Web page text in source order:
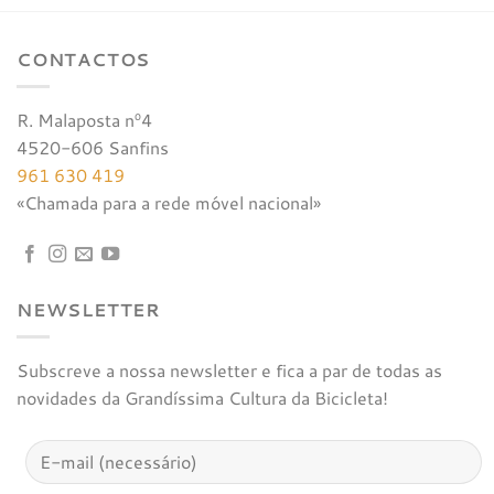
CONTACTOS
R. Malaposta nº4
4520-606 Sanfins
961 630 419
«Chamada para a rede móvel nacional»
NEWSLETTER
Subscreve a nossa newsletter e fica a par de todas as
novidades da Grandíssima Cultura da Bicicleta!